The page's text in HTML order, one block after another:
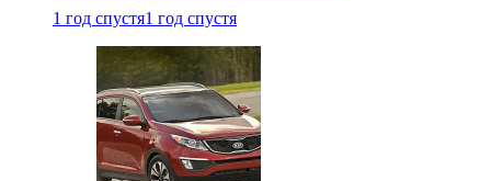
1 год спустя1 год спустя